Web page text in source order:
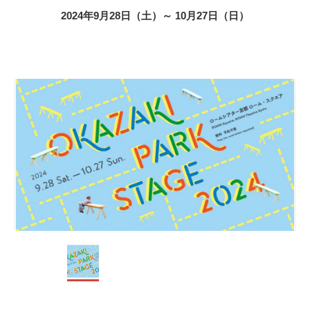
2024年9月28日（土）～ 10月27日（日）